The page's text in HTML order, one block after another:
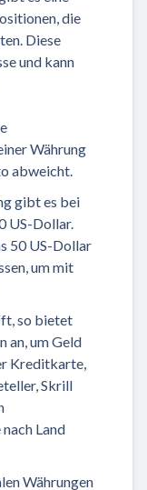
die
Diese
und kann
Währung
abweicht.
gibt es bei
US-Dollar.
50 US-Dollar
um mit
so bietet
an, um Geld
Kreditkarte,
Skrill
Land
Währungen